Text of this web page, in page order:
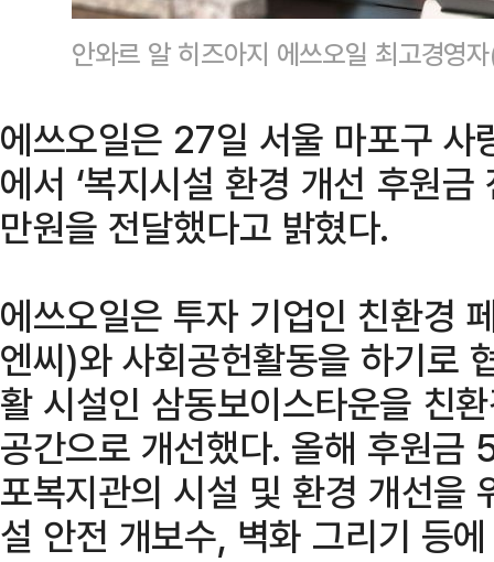
안와르 알 히즈아지 에쓰오일 최고경영
에쓰오일은 27일 서울 마포구 사
에서 ‘복지시설 환경 개선 후원
만원을 전달했다고 밝혔다.
에쓰오일은 투자 기업인 친환경
엔씨)와 사회공헌활동을 하기로
활 시설인 삼동보이스타운을 친
공간으로 개선했다. 올해 후원
포복지관의 시설 및 환경 개선을
설 안전 개보수, 벽화 그리기 등